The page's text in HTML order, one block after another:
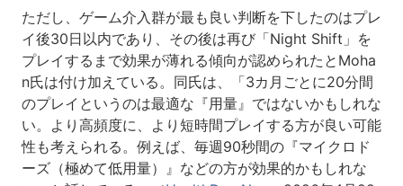
ただし、ゲーム介入群が最も良い判断を下したのはプレ
イ後30日以内であり、その後は再び「Night Shift」を
プレイするまで効果が薄れる傾向が認められたとMoha
n氏は付け加えている。同氏は、「3カ月ごとに20分間
のプレイというのは最適な『用量』ではないかもしれな
い。より高頻度に、より短時間プレイする方が良い可能
性も考えられる。例えば、毎週90秒間の『マイクロド
ーズ（極めて低用量）』などの方が効果的かもしれな